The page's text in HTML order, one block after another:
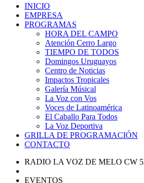
INICIO
EMPRESA
PROGRAMAS
HORA DEL CAMPO
Atención Cerro Largo
TIEMPO DE TODOS
Domingos Uruguayos
Centro de Noticias
Impactos Tropicales
Galería Músical
La Voz con Vos
Voces de Latinoamérica
El Caballo Para Todos
La Voz Deportiva
GRILLA DE PROGRAMACIÓN
CONTACTO
RADIO LA VOZ DE MELO CW
EVENTOS